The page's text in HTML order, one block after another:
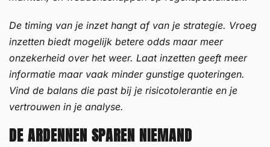
De timing van je inzet hangt af van je strategie. Vroeg
inzetten biedt mogelijk betere odds maar meer
onzekerheid over het weer. Laat inzetten geeft meer
informatie maar vaak minder gunstige quoteringen.
Vind de balans die past bij je risicotolerantie en je
vertrouwen in je analyse.
DE ARDENNEN SPAREN NIEMAND